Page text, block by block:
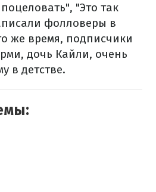
"Это так
фолловеры в
же время, подписчики
дочь Кайли, очень
в детстве.